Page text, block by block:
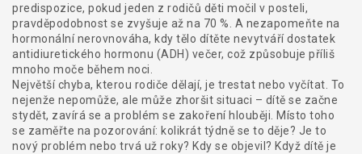
predispozice, pokud jeden z rodičů děti močil v posteli,
pravděpodobnost se zvyšuje až na 70 % . A nezapomeňte na
hormonální nerovnováha, kdy tělo dítěte nevytváří dostatek
antidiuretického hormonu (ADH) večer, což způsobuje příliš
mnoho moče během noci
Největší chyba, kterou rodiče dělají, je trestat nebo vyčítat. To
nejenže nepomůže, ale může zhoršit situaci – dítě se začne
stydět, zavírá se a problém se zakoření hlouběji. Místo toho
se zaměřte na pozorování: kolikrát týdně se to děje? Je to
nový problém nebo trvá už roky? Kdy se objevil? Když dítě je